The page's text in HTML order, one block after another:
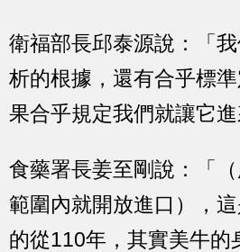
衛福部長邱泰源說：「
析的根據，還有合乎標
果合乎規定我們就讓它進
食藥署長姜至剛說：「
範圍內就開放進口），
的從110年，其實美牛的